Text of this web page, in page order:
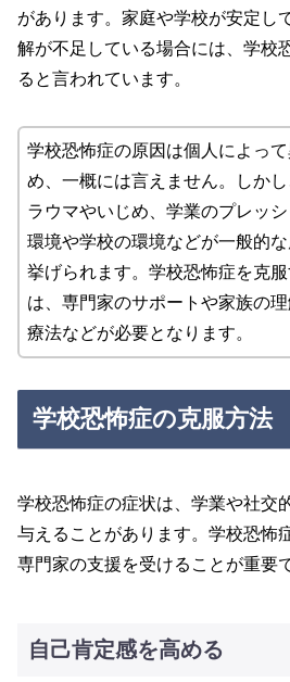
があります。家庭や学校が安定し
解が不足している場合には、学校
ると言われています。
学校恐怖症の原因は個人によっ
め、一概には言えません。しかし
ラウマやいじめ、学業のプレッ
環境や学校の環境などが一般的
挙げられます。学校恐怖症を克
は、専門家のサポートや家族の
療法などが必要となります。
学校恐怖症の克服方法
学校恐怖症の症状は、学業や社交
与えることがあります。学校恐怖
専門家の支援を受けることが重要
自己肯定感を高める